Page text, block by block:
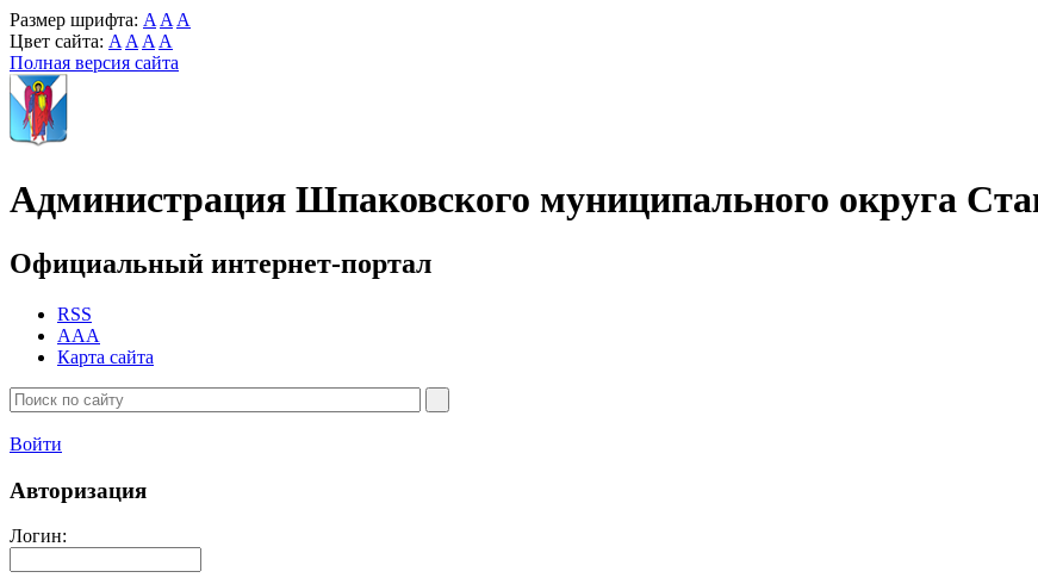
Размер шрифта: A A A
Цвет сайта: A A A A
Полная версия сайта
Администрация Шпаковского муниципального округа
Официальный интернет-портал
RSS
AAA
Карта сайта
Войти
Авторизация
Логин: